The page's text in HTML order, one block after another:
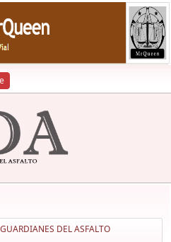
GUARDIANES DEL ASFALTO